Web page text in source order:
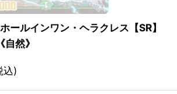
ールインワン・ヘラクレス【SR】
然》
込)